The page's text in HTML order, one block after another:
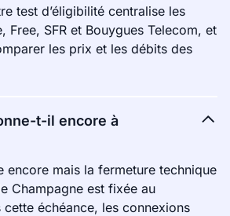
test d’éligibilité centralise les
Free, SFR et Bouygues Telecom, et
les prix et les débits des
t-il encore à
encore mais la fermeture technique
Champagne est fixée au
échéance, les connexions